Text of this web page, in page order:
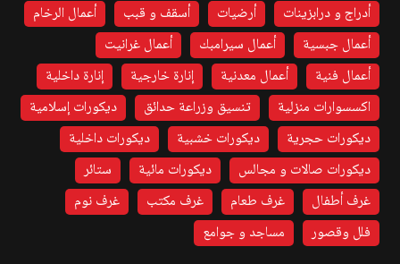
أدراج و درابزينات
أرضيات أسقف و قبب
أعمال الرخام
أعمال جبسية
أعمال سيرامبك
أعمال غرانيت
أعمال فنية
أعمال معدنية إنارة خارجية
إنارة داخلية
اكسسوارات منزلية
تنسيق وزراعة حدائق
ديكورات إسلامية
ديكورات حجرية
ديكورات خشبية
ديكورات داخلية
ديكورات صالات و مجالس
ديكورات مائية
ستائر
غرف أطفال
غرف طعام غرف مكتب
غرف نوم
فلل وقصور
مساجد و جوامع